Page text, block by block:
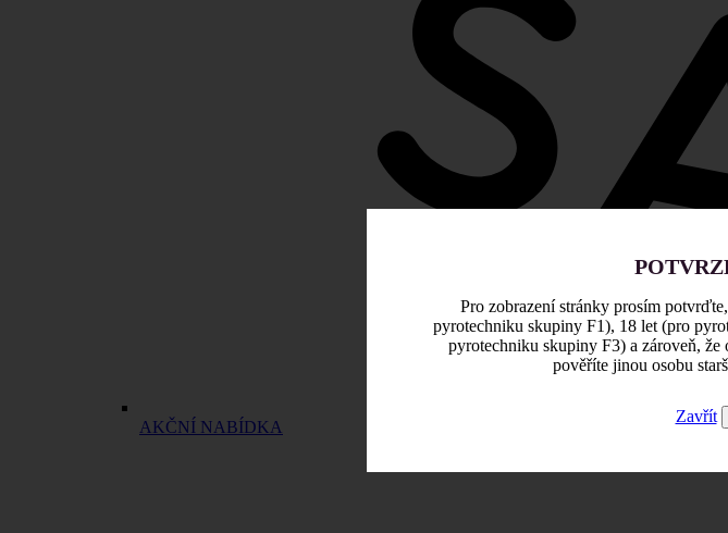
AKČNÍ NABÍDKA
Pro zobrazení stránky prosím
pyrotechniku skupiny F1), 18 let (pro
pyrotechniku skupiny F3) a zároveň, že
pověříte jinou osobu
Zavřít